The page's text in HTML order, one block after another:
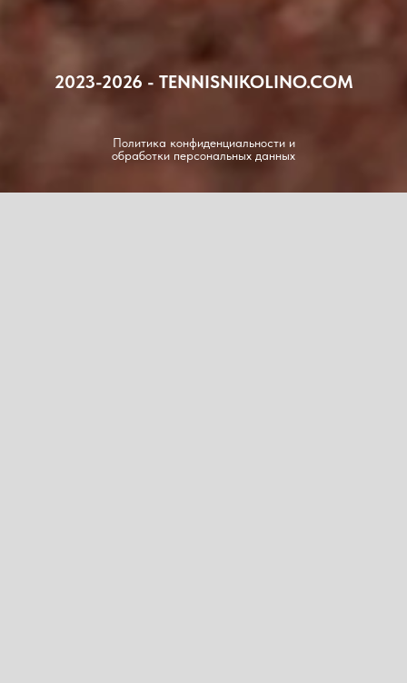
2023-2026 - TENNISNIKOLINO.COM
Политика конфиденциальности и
обработки персональных данных